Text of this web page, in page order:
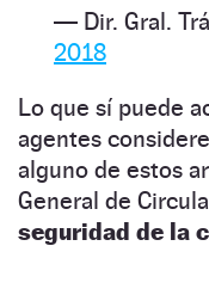
— Dir. Gral.
2018
Lo que sí puede
agentes
alguno de estos
General de
seguridad de la